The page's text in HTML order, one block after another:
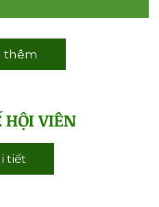
thêm
HỘI VIÊN
tiết